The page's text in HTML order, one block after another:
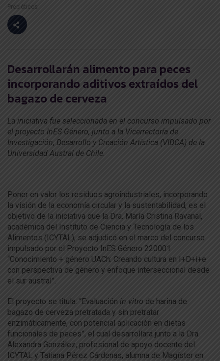
Prebióticos
Desarrollarán alimento para peces
incorporando aditivos extraídos del
bagazo de cerveza
La iniciativa fue seleccionada en el concurso impulsado por
el proyecto InES Género, junto a la Vicerrectoría de
Investigación, Desarrollo y Creación Artística (VIDCA) de la
Universidad Austral de Chile.
Poner en valor los residuos agroindustriales, incorporando
la visión de la economía circular y la sustentabilidad, es el
objetivo de la iniciativa que la Dra. María Cristina Ravanal,
académica del Instituto de Ciencia y Tecnología de los
Alimentos (ICYTAL), se adjudicó en el marco del concurso
impulsado por el Proyecto InES Género 220001
“Conocimiento + género UACh: Creando cultura en I+D+i+e
con perspectiva de género y enfoque interseccional desde
el sur austral”.
El proyecto se titula: “Evaluación in vitro de harina de
bagazo de cerveza pretratada y sin pretratar
enzimáticamente, con potencial aplicación en dietas
funcionales de peces”, el cual desarrollará junto a la Dra.
Alexandra González, profesional de apoyo docente del
ICYTAL y Tatiana Pérez Cárdenas, alumna de Magíster en